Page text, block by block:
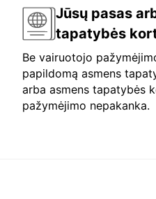
Jūsų pasas
tapatybės
Be vairuotojo
papildomą asmens
arba asmens tapatybės
pažymėjimo nepakanka.